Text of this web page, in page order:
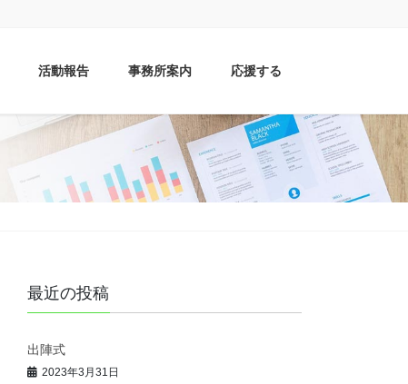
活動報告 事務所案内 応援する
最近の投稿
出陣式
2023年3月31日